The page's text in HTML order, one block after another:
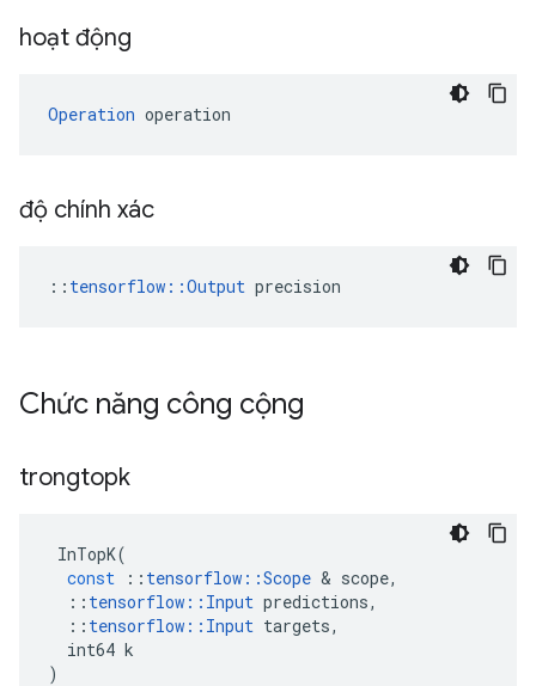
hoạt động
Operation operation
độ chính xác
:: tensorflow::Output precision
Chức năng công cộng
trongtopk
InTopK(
const
:: tensorflow ::Scope & scope,
:: tensorflow :: Input predictions,
:: tensorflow :: Input targets,
int64 k
)